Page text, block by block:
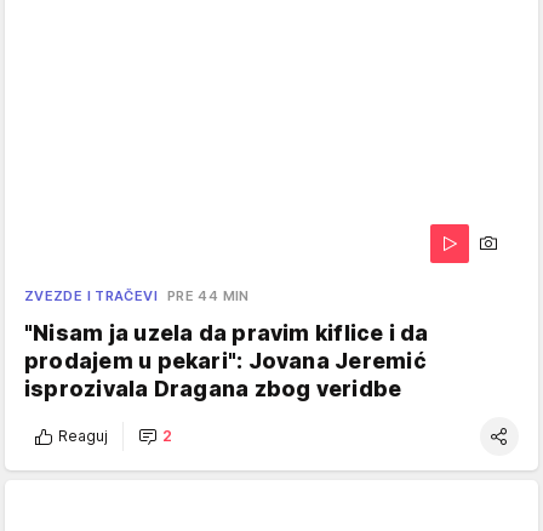
ZVEZDE I TRAČEVI PRE 44 MIN
"Nisam ja uzela da pravim kiflice i da
prodajem u pekari": Jovana Jeremić
isprozivala Dragana zbog veridbe
Reaguj 2